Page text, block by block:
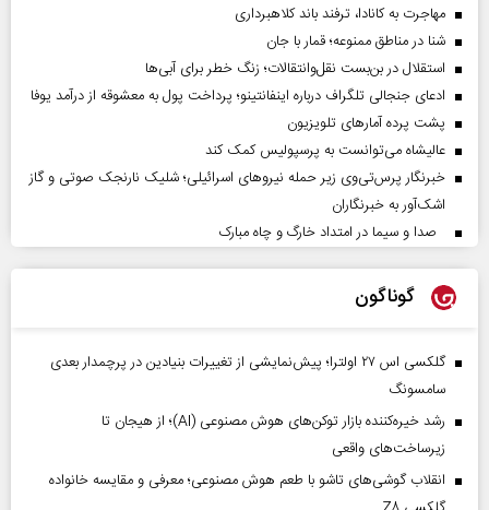
مهاجرت به کانادا، ترفند باند کلاهبرداری
شنا در مناطق ممنوعه؛ قمار با جان
استقلال در بن‌بست نقل‌وانتقالات؛ زنگ خطر برای آبی‌ها
ادعای جنجالی تلگراف درباره اینفانتینو؛ پرداخت پول به معشوقه از درآمد یوفا
پشت پرده آمارهای تلویزیون
عالیشاه می‌توانست به پرسپولیس کمک کند
خبرنگار پرس‌تی‌وی زیر حمله نیروهای اسرائیلی؛ شلیک نارنجک صوتی و گاز
اشک‌آور به خبرنگاران
صدا و سیما در امتداد خارگ و چاه مبارک
گوناگون
گلکسی اس ۲۷ اولترا؛ پیش‌نمایشی از تغییرات بنیادین در پرچمدار بعدی
سامسونگ
رشد خیره‌کننده بازار توکن‌های هوش مصنوعی (AI)؛ از هیجان تا
زیرساخت‌های واقعی
انقلاب گوشی‌های تاشو‌ با طعم هوش مصنوعی؛ معرفی و مقایسه خانواده